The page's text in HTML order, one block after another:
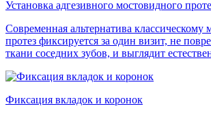
Установка адгезивного мостовидного
Современная альтернатива классическому
протез фиксируется за один визит, не
ткани соседних зубов, и выглядит
Фиксация вкладок и коронок